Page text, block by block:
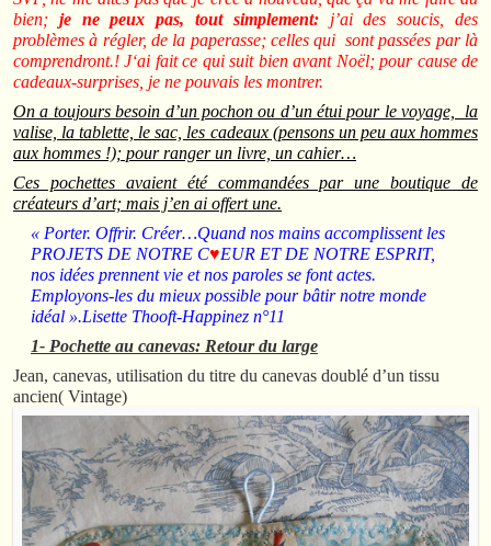
bien; je ne peux pas, tout simplement:j’ai des soucis, des
problèmes à régler, de la paperasse; celles qui sont passées par là
comprendront.! J‘ai fait ce qui suit bien avant Noël; pour cause de
cadeaux-surprises, je ne pouvais les montrer.
On a toujours besoin d’un pochon ou d’un étui pour le voyage, la
valise, la tablette, le sac, les cadeaux (pensons un peu aux hommes
aux hommes !); pour ranger un livre, un cahier…
Ces pochettes avaient été commandées par une boutique de
créateurs d’art; mais j’en ai offert une.
« Porter. Offrir. Créer…Quand nos mains accomplissent les
PROJETS DE NOTRE C♥EUR ET DE NOTRE ESPRIT,
nos idées prennent vie et nos paroles se font actes.
Employons-les du mieux possible pour bâtir notre monde
idéal ».Lisette Thooft-Happinez n°11
1- Pochette au canevas: Retour du large
Jean, canevas, utilisation du titre du canevas doublé d’un tissu
ancien( Vintage)